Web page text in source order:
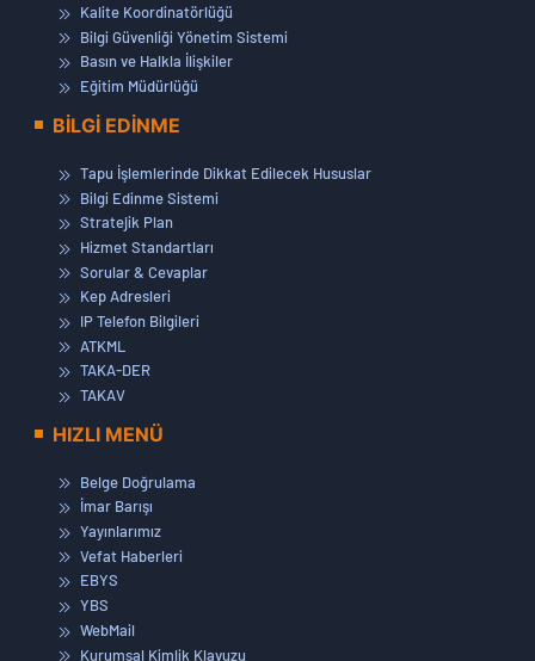
Kalite Koordinatörlüğü
Bilgi Güvenliği Yönetim Sistemi
Basın ve Halkla İlişkiler
Eğitim Müdürlüğü
BİLGİ EDİNME
Tapu İşlemlerinde Dikkat Edilecek Hususlar
Bilgi Edinme Sistemi
Stratejik Plan
Hizmet Standartları
Sorular & Cevaplar
Kep Adresleri
IP Telefon Bilgileri
ATKML
TAKA-DER
TAKAV
HIZLI MENÜ
Belge Doğrulama
İmar Barışı
Yayınlarımız
Vefat Haberleri
EBYS
YBS
WebMail
Kurumsal Kimlik Klavuzu